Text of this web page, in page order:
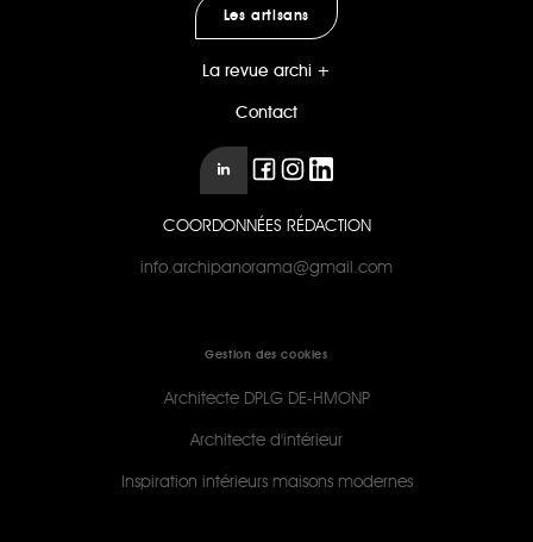
Les artisans
La revue archi +
Contact
COORDONNÉES RÉDACTION
info.archipanorama@gmail.com
Gestion des cookies
Architecte DPLG DE-HMONP
Architecte d'intérieur
Inspiration intérieurs maisons modernes